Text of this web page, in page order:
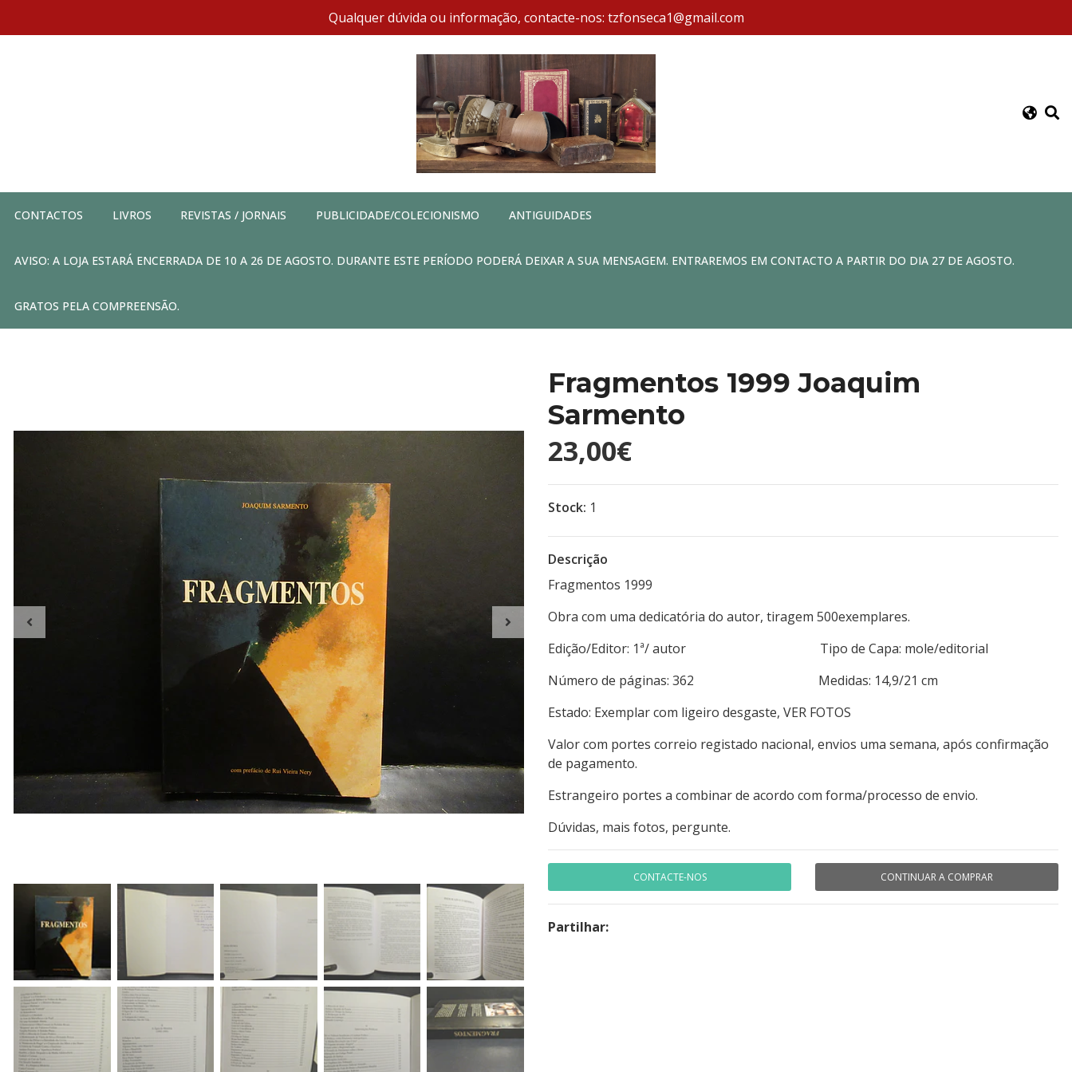
Qualquer dúvida ou informação, contacte-nos: tzfonseca1@gmail.com
CONTACTOS LIVROS REVISTAS / JORNAIS PUBLICIDADE/COLECIONISMO ANTIGUIDADES
AVISO: A LOJA ESTARÁ ENCERRADA DE 10 A 26 DE AGOSTO. DURANTE ESTE PERÍODO PODERÁ DEIXAR A SUA MENSAGEM. ENTRAREMOS EM CONTACTO A PARTIR DO DIA 27 DE AGOSTO.
GRATOS PELA COMPREENSÃO.
Fragmentos 1999 Joaquim
Sarmento
23,00€
Stock: 1
Descrição
Fragmentos 1999
Obra com uma dedicatória do autor, tiragem 500exemplares.
Edição/Editor: 1ª/ autor Tipo de Capa: mole/editorial
Número de páginas: 362 Medidas: 14,9/21 cm
Estado: Exemplar com ligeiro desgaste, VER FOTOS
Valor com portes correio registado nacional, envios uma semana, após confirmação
de pagamento.
Estrangeiro portes a combinar de acordo com forma/processo de envio.
Dúvidas, mais fotos, pergunte.
CONTACTE-NOS CONTINUAR A COMPRAR
Partilhar: